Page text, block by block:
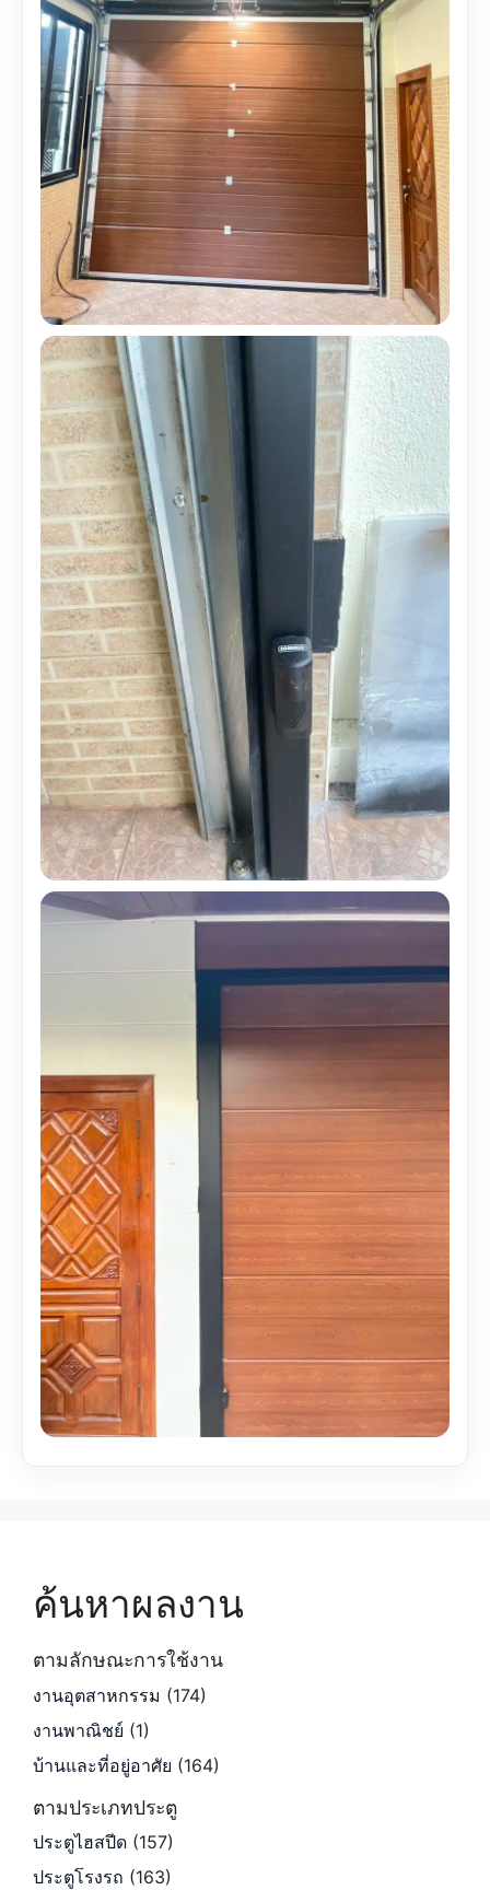
ค้นหาผลงาน
ตามลักษณะการใช้งาน
งานอุตสาหกรรม (174)
งานพาณิชย์ (1)
บ้านและที่อยู่อาศัย (164)
ตามประเภทประตู
ประตูไฮสปีด (157)
ประตูโรงรถ (163)